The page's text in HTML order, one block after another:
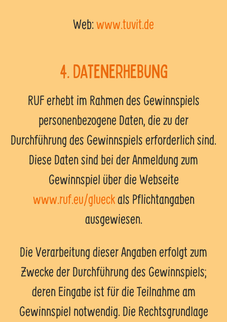
Web:www.tuvit.de
4. Datenerhebung
RUF erhebt im Rahmen des Gewinnspiels
personenbezogene Daten, die zu der
Durchführung des Gewinnspiels erforderlich sind.
Diese Daten sind bei der Anmeldung zum
Gewinnspiel über die Webseite
www.ruf.eu/glueckals Pflichtangaben
ausgewiesen.
Die Verarbeitung dieser Angaben erfolgt zum
Zwecke der Durchführung des Gewinnspiels;
deren Eingabe ist für die Teilnahme am
Gewinnspiel notwendig. Die Rechtsgrundlage